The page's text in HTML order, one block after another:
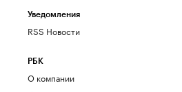
Уведомления
RSS Новости
РБК
О компании